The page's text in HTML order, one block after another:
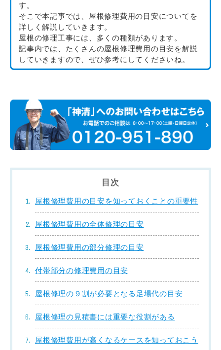
す。
そこで本記事では、屋根修理費用の目安についてを
詳しく解説していきます。
屋根の修理工事には、多くの種類があります。
記事内では、たくさんの屋根修理費用の目安を解説
していきますので、ぜひ参考にしてくださいね。
目次
屋根修理費用の目安を知っておくことの重要性
屋根修理費用の全体修理の目安
屋根修理費用の部分修理の目安
付帯部分の修理費用の目安
屋根修理の９割が必要となる足場代の目安
屋根修理の見積書には重要な役割がある
屋根修理費用が高くなるケースを知っておこう